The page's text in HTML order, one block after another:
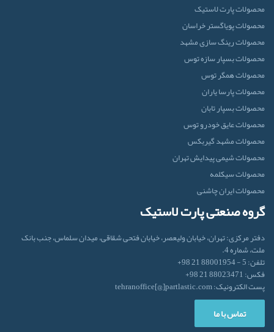
محصولات پارت لاستیک
محصولات پویاگستر خراسان
محصولات رینگ سازی مشهد
محصولات بسپار سازه توس
محصولات همگر توس
محصولات پارسا یاران
محصولات بسپار تابان
محصولات عایق خودرو توس
محصولات مشهد گیربکس
محصولات شیمی پیدایش تهران
محصولات سیکلمه
محصولات ایران‌ چاشنی
گروه صنعتی پارت لاستیک
دفتر مرکزی: تهران، خیابان ولیعصر، خیابان فتحی شقاقی، میدان سلماس، جنب بانک
ملت، شماره 4.
تلفن: 5 - 88001954 21 98+
فکس: 88023471 21 98+
پست الکترونیک: tehranoffice[@]partlastic.com
تماس با ما